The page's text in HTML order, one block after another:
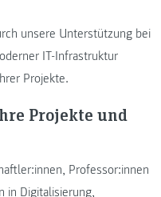
unsere Unterstützung bei
IT-Infrastruktur
Projekte.
Projekte und
Professor:innen
in Digitalisierung,